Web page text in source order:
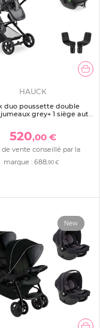
HAUCK
duo poussette double
grey+ 1 siège auto
520,00 €
de vente conseillé par la
marque :688,90 €
New